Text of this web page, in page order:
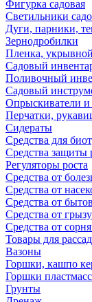
Фигурка садовая
Светильники
Дуги, парники,
Зернодробилки
Пленка,
Садовый
Поливочный
Садовый
Опрыскиватели и
Перчатки,
Сидераты
Средства для
Средства защиты
Регуляторы роста
Средства от
Средства от
Средства от
Средства от
Средства от
Товары для
Вазоны
Горшки, кашпо
Горшки
Грунты